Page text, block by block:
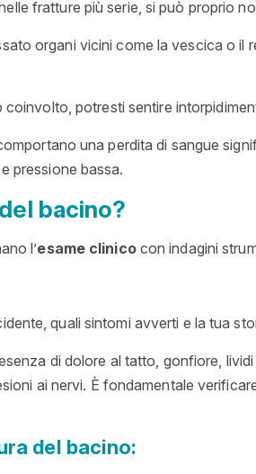
fratture più serie, si può proprio
organi vicini come la vescica o
potresti sentire
una perdita di sangue
pressione bassa.
bacino?
l’esame clinicocon indagini
quali sintomi avverti e la tua
di dolore al tatto, gonfiore,
ai nervi. È fondamentale
del bacino: